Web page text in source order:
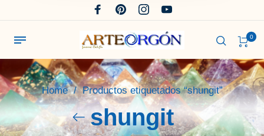
0
Home / Productos etiquetados “shungit”
shungit